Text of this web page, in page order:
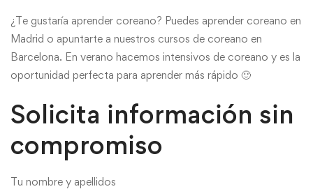
¿Te gustaría aprender coreano? Puedes aprender coreano en
Madrid o apuntarte a nuestros cursos de coreano en
Barcelona. En verano hacemos intensivos de coreano y es la
oportunidad perfecta para aprender más rápido 🙂
Solicita información sin
compromiso
Tu nombre y apellidos